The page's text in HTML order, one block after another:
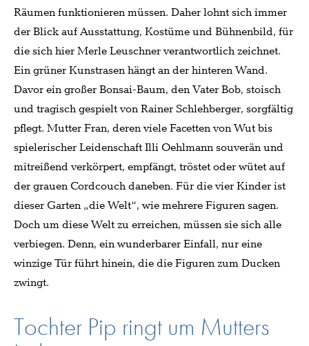
Räumen funktionieren müssen. Daher lohnt sich immer
der Blick auf Ausstattung, Kostüme und Bühnenbild, für
die sich hier Merle Leuschner verantwortlich zeichnet.
Ein grüner Kunstrasen hängt an der hinteren Wand.
Davor ein großer Bonsai-Baum, den Vater Bob, stoisch
und tragisch gespielt von Rainer Schlehberger, sorgfältig
pflegt. Mutter Fran, deren viele Facetten von Wut bis
spielerischer Leidenschaft Illi Oehlmann souverän und
mitreißend verkörpert, empfängt, tröstet oder wütet auf
der grauen Cordcouch daneben. Für die vier Kinder ist
dieser Garten „die Welt“, wie mehrere Figuren sagen.
Doch um diese Welt zu erreichen, müssen sie sich alle
verbiegen. Denn, ein wunderbarer Einfall, nur eine
winzige Tür führt hinein, die die Figuren zum Ducken
zwingt.
Tochter Pip ringt um Mutters